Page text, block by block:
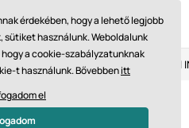
Gyors szállítás 61 475 Ft-tól
érdekében, hogy a lehető legjobb
használunk. Weboldalunk
a cookie-szabályzatunknak
t használunk. Bővebbenitt
el